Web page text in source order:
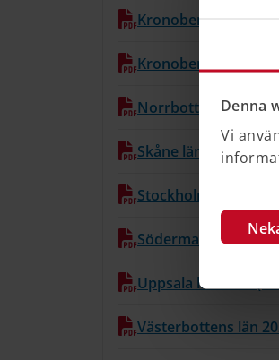
Denna
Vi
Kronobergs län 2024
Kronobergs län 2024
Norrbottens län
Skåne län 2024 (Pdf,
Stockholms län 2024
Södermanlands län
Uppsala län 2024
Västerbottens län